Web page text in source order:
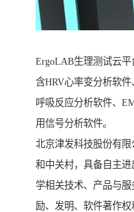
ErgoLAB生理测试云
含HRV心率变分析软
呼吸反应分析软件、
用信号分析软件。
北京津发科技股份有
和中关村，具备自主
学相关技术、产品与
励、发明、软件著作权